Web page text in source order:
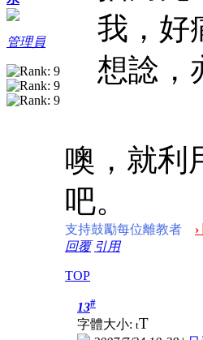
管理員
我，好
想諗，
噢，就利
吧。
支持鼓勵每位離教者
回覆 引用
TOP
13#
字體大小: tT